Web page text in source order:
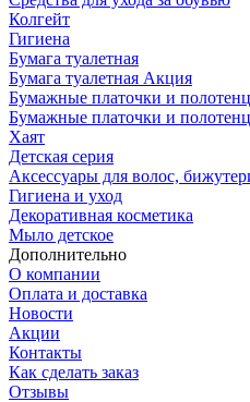
Колгейт
Гигиена
Бумага туалетная
Бумага туалетная Акция
Бумажные платочки и
Бумажные платочки и
Хаят
Детская серия
Аксессуары для волос,
Гигиена и уход
Декоративная косметика
Мыло детское
Дополнительно
О компании
Оплата и доставка
Новости
Акции
Контакты
Как сделать заказ
Отзывы